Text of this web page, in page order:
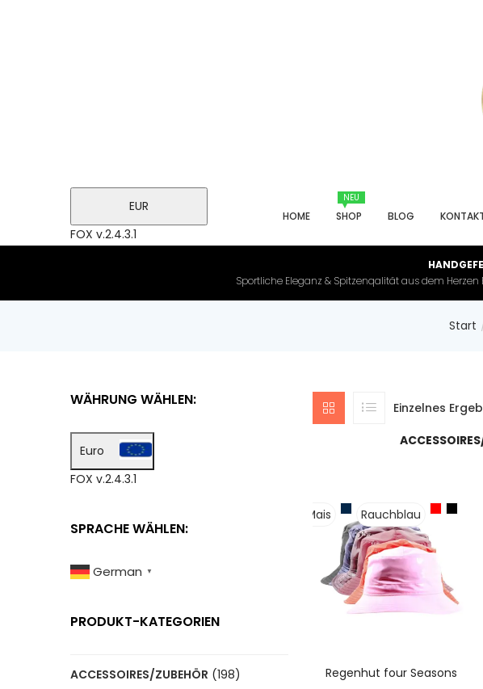
EUR
FOX v.2.4.3.1
HOME
NEU
SHOP BLOG
Sportliche Eleganz & Spitzenqalität aus dem Herzen
Start
Einzelnes
Mais Rauchblau
Regenhut four Seasons
WÄHRUNG WÄHLEN:
Euro
FOX v.2.4.3.1
SPRACHE WÄHLEN:
German ▼
PRODUKT-KATEGORIEN
ACCESSOIRES/ZUBEHÖR (198)